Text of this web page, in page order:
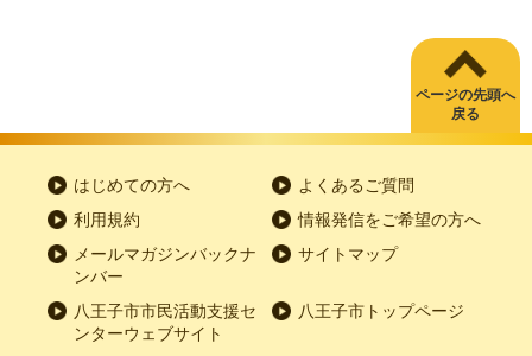
ページの先頭へ
戻る
はじめての方へ
よくあるご質問
利用規約
情報発信をご希望の方へ
メールマガジンバックナ
ンバー
サイトマップ
八王子市市民活動支援セ
ンターウェブサイト
八王子市トップページ